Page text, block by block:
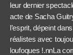
leur dernier
acte de Sacha
l’esprit, dépeint
réalistes avec
loufoques !.nnLa